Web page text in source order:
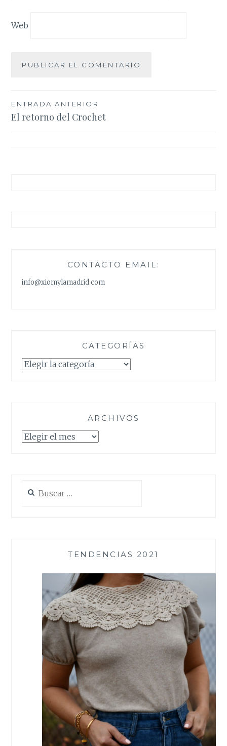
Web
Navegación
de
ENTRADA ANTERIOR
El retorno del Crochet
CONTACTO EMAIL:
info@xiomylamadrid.com
CATEGORÍAS
Categorías
ARCHIVOS
Archivos
TENDENCIAS 2021